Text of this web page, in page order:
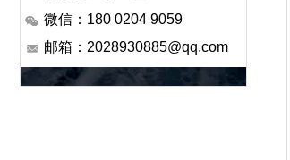
微信：180 0204 9059
邮箱：2028930885@qq.com